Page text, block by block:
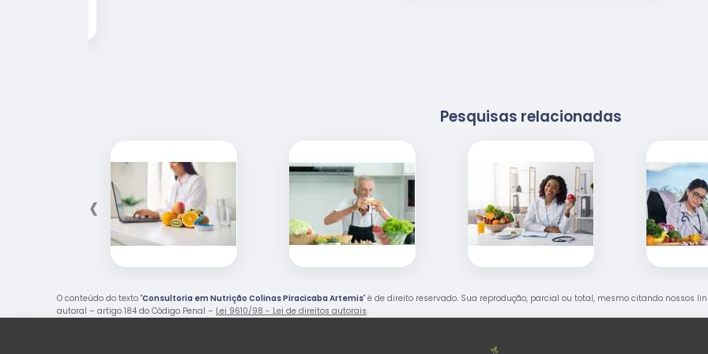
Pesquisas relacionadas
‹
O conteúdo do texto "Consultoria em Nutrição Colinas Piracicaba Artemis" é de direito reservado. Sua reprodução, parcial ou total, mesmo citando nossos
autoral – artigo 184 do Código Penal – Lei 9610/98 - Lei de direitos autorais.